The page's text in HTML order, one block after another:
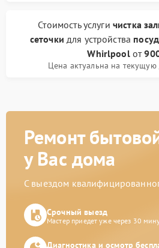
Стоимость услуги чистка
сеточки для устройства
Whirlpoolот
Цена актуальна на
Ремонт
у Вас дома
С выездом
Срочный выезд
Мастер приедет уже через 30
Диагностика и осмотр